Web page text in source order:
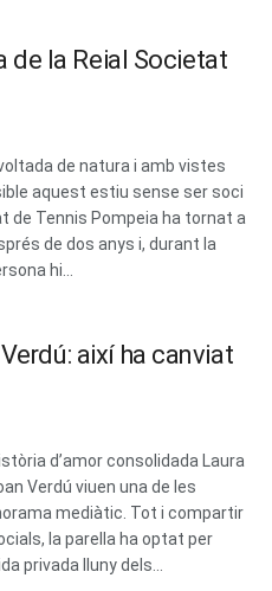
de la Reial Societat
de natura i amb vistes
aquest estiu sense ser soci
de Tennis Pompeia ha tornat a
de dos anys i, durant la
hi...
així ha canviat
d’amor consolidada Laura
Verdú viuen una de les
mediàtic. Tot i compartir
la parella ha optat per
privada lluny dels...